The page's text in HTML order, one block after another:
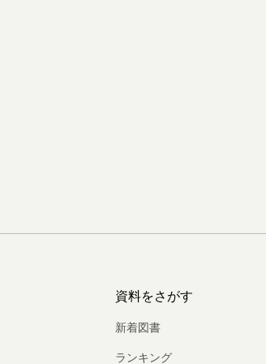
資料をさがす
新着図書
ランキング